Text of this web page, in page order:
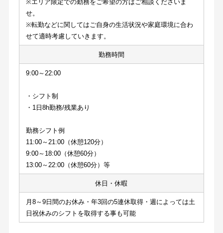
※エリア限定での勤務をご希望の方はご相談くださいま
せ。
※転勤などに関してはご自身の生活状況や家庭環境に合わ
せて適時考慮していきます。
勤務時間
9:00～22:00
・シフト制
・1日8h勤務/残業あり
勤務シフト例
11:00～21:00（休憩120分）
9:00～18:00（休憩60分）
13:00～22:00（休憩60分）等
休日・休暇
月8～9日間のお休み・年3回の5連休取得・週によっては土
日祝休みのシフトを取得する事も可能